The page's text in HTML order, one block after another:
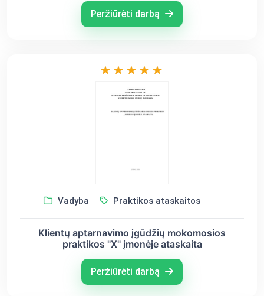
Peržiūrėti darbą
Vadyba Praktikos ataskaitos
Klientų aptarnavimo įgūdžių mokomosios
praktikos "X" įmonėje ataskaita
Peržiūrėti darbą